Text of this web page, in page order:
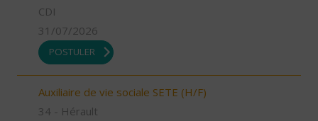
CDI
31/07/2026
POSTULER
Auxiliaire de vie sociale SETE (H/F)
34 - Hérault